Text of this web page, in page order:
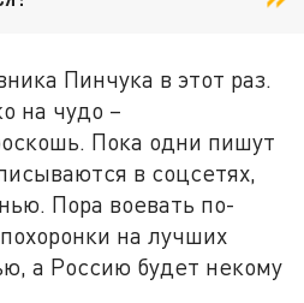
Пинчука в этот раз.
на чудо –
Пока одни пишут
в соцсетях,
Пора воевать по-
на лучших
а Россию будет некому